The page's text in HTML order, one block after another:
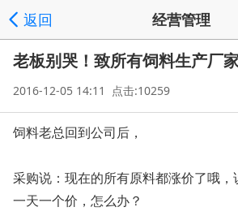
返回 经营管理
老板别哭！致所有饲料生产厂
2016-12-05 14:11 点击:10259
饲料老总回到公司后，
采购说：现在的所有原料都涨价了哦
一天一个价，怎么办？